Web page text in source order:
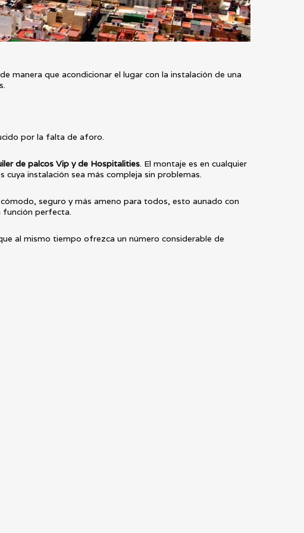
manera que acondicionar el lugar con la instalación de una
por la falta de aforo.
de palcos Vip y de Hospitalities. El montaje es en cualquier
cuya instalación sea más compleja sin problemas.
seguro y más ameno para todos, esto aunado con
función perfecta.
al mismo tiempo ofrezca un número considerable de